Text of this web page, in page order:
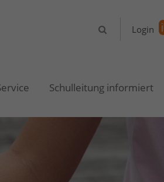
About us
Aenean commodo ligula
penatibus et magnis dis
montes, nascetur ridiculus
Donec quam felis, ultricies
Login
Login
Schulleitung informiert